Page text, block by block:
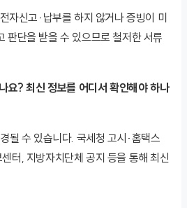
자신고·납부를 하지 않거나 증빙이 미
판단을 받을 수 있으므로 철저한 서류
요? 최신 정보를 어디서 확인해야 하나
될 수 있습니다. 국세청 고시·홈택스
터, 지방자치단체 공지 등을 통해 최신